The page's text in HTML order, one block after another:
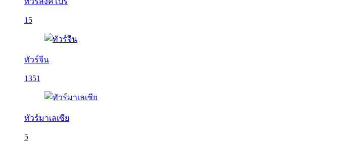
15
ทัวร์จีน
1351
ทัวร์มาเลเซีย
5